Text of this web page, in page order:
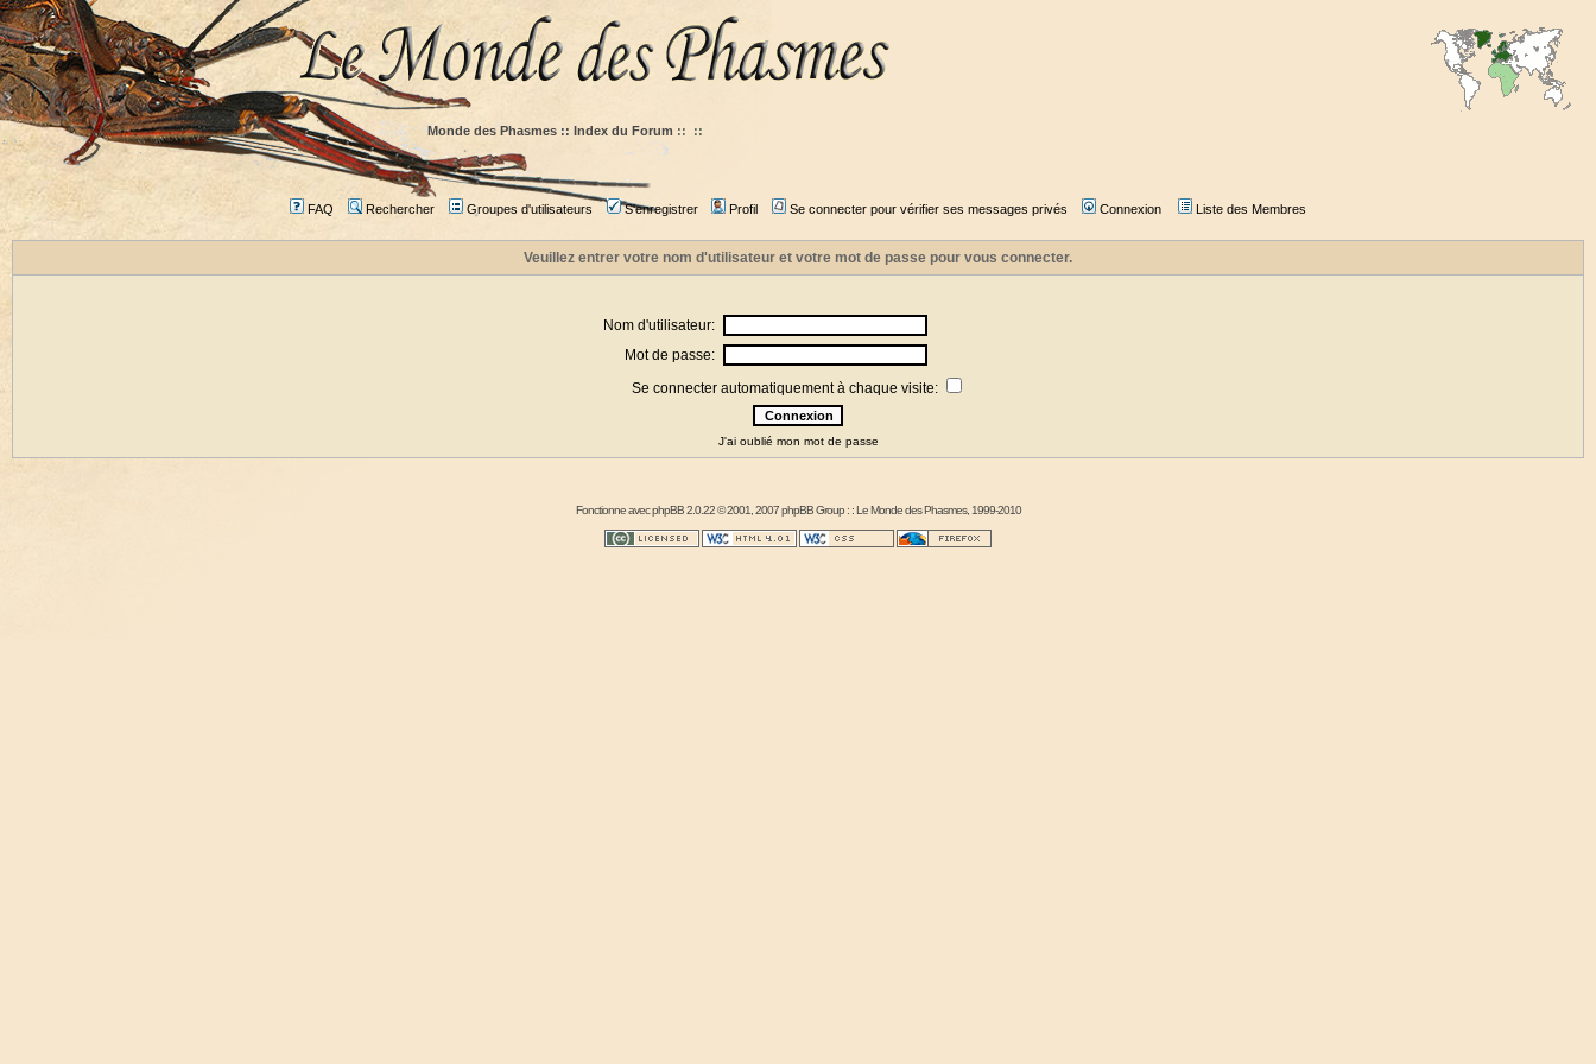
Monde des Phasmes :: Index du Forum :: ::
FAQ Rechercher Groupes d'utilisateurs S'enregistrer Profil Se connecter pour vérifier ses messages privés Connexion Liste des Membres
Veuillez entrer votre nom d'utilisateur et votre mot de passe pour vous connecter.
Nom d'utilisateur:
Mot de passe:
Se connecter automatiquement à chaque visite:
J'ai oublié mon mot de passe
Fonctionne avecphpBB2.0.22 © 2001, 2007 phpBB Group : :Le Monde des Phasmes, 1999-2010